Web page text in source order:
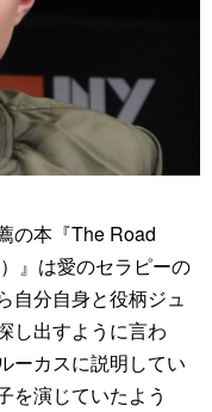
の本『The Road
』は愛のセラピーの
自分自身と役柄ジュ
し出すように言わ
ーカスに説明してい
を演じていたよう